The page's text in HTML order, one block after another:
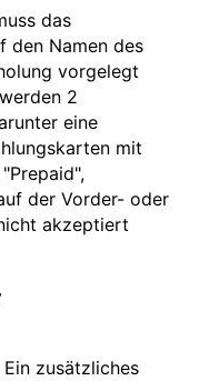
das
den Namen des
vorgelegt
2
eine
mit
der Vorder- oder
akzeptiert
zusätzliches